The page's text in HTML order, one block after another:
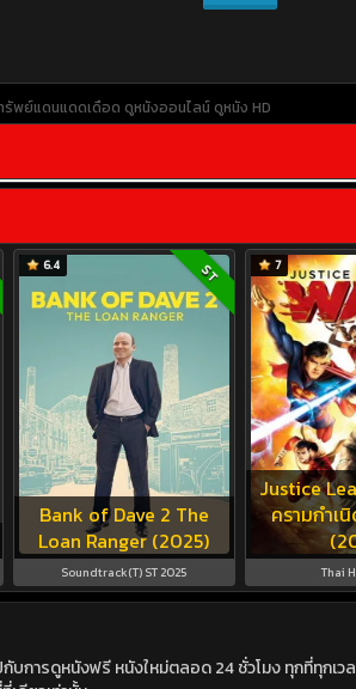
รัพย์แดนแดดเดือด ดูหนังออนไลน์ ดูหนัง HD
Bank of Dave 2 The
Loan Ranger (2025)
6.4 ST
Soundtrack(T) ST 2025
Justice
ครามกำเ
7
Thai
การดูหนังฟรี หนังใหม่ตลอด 24 ชั่วโมง ทุกที่ทุกเ